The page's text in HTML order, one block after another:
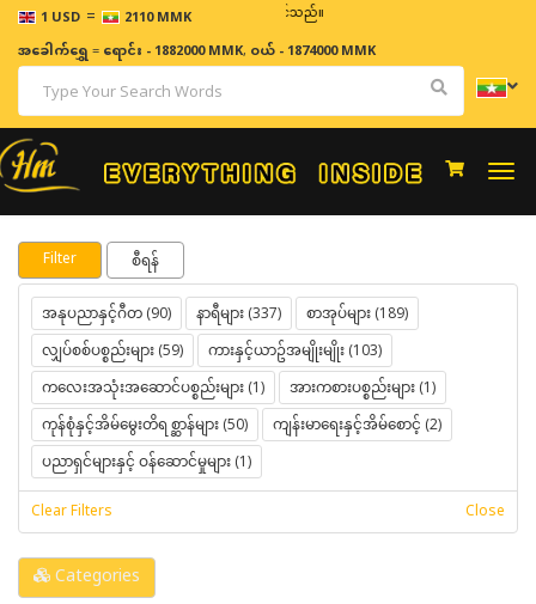
1 USD = 2110 MMK
ဈေးနှုန်းများသည် အချိန်နှင့် အမျှပြောင်းလဲနိုင်သည်။
အခေါက်ရွှေ=ရောင်း - 1882000 MMK, ဝယ် - 1874000 MMK
Filter စီရန်
အနုပညာနှင့်ဂီတ (90) နာရီများ (337)
စာအုပ်များ (189)
လျှပ်စစ်ပစ္စည်းများ (59)
ကားနှင့်ယာဥ်အမျိုးမျိုး (103)
ကလေးအသုံးအဆောင်ပစ္စည်းများ (1)
အားကစားပစ္စည်းများ (1)
ကုန်စုံနှင့်အိမ်မွေးတိရစ္ဆာန်များ (50)
ကျန်းမာရေးနှင့်အိမ်စောင့် (2)
ပညာရှင်များနှင့် ဝန်ဆောင်မှုများ (1)
Clear Filters Close
Categories